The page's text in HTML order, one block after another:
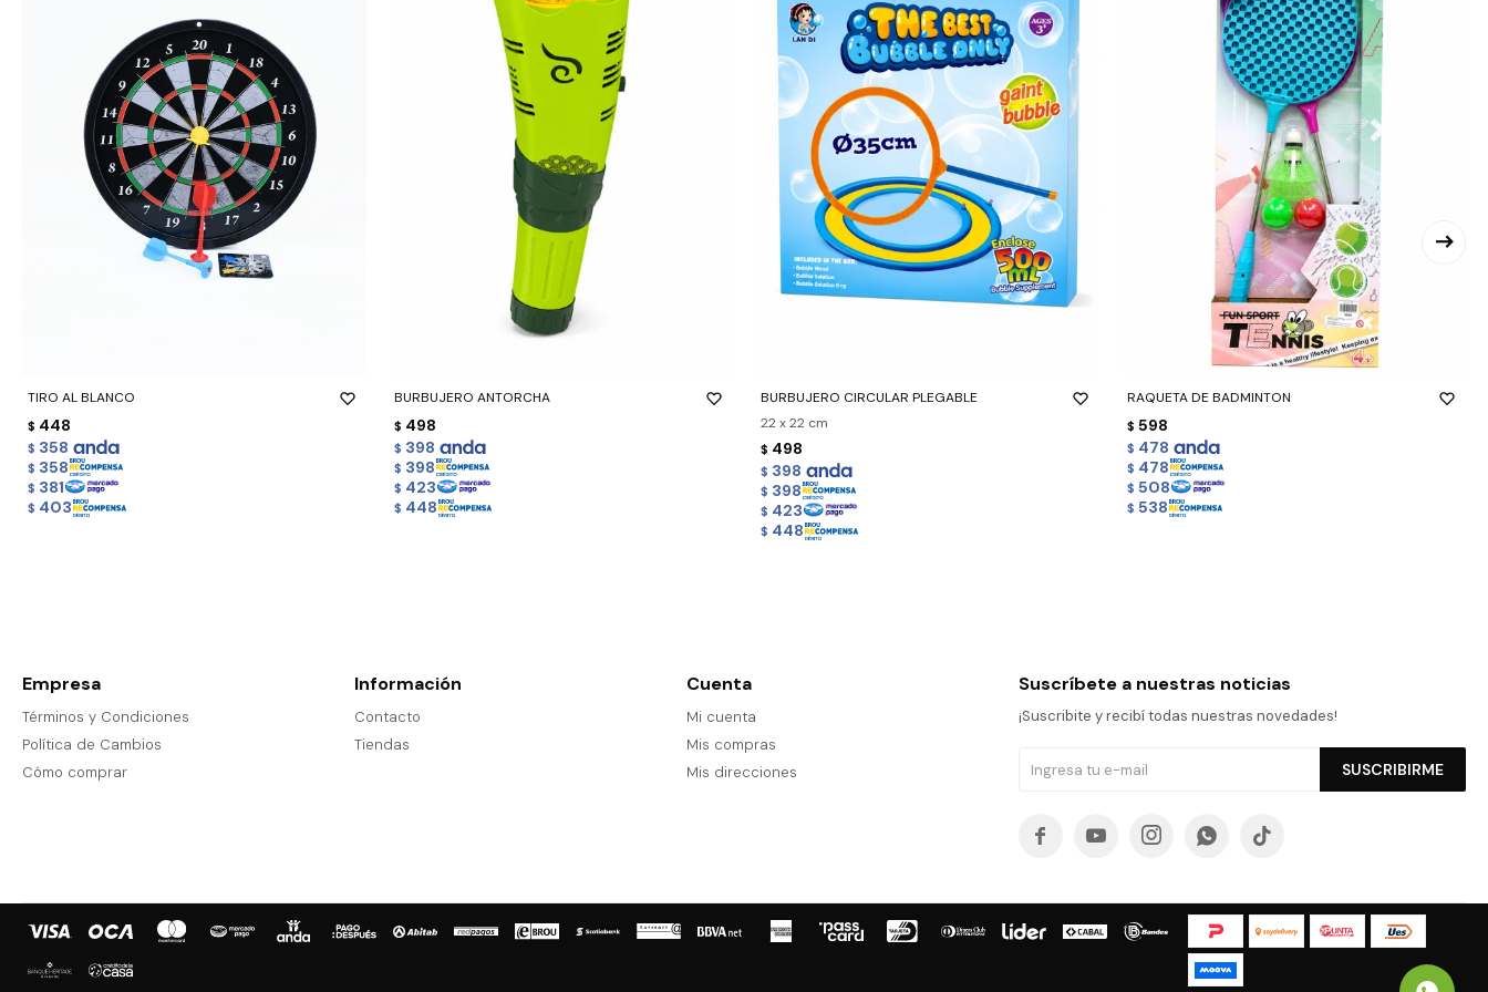
TIRO AL BLANCO
$ 448
$ 358
$ 358
$ 381
$ 403
BURBUJERO ANTORCHA
$ 498
$ 398
$ 398
$ 423
$ 448
BURBUJERO CIRCULAR PLEGABLE
22 x 22 cm
$ 498
$ 398
$ 398
$ 423
$ 448
RAQUETA DE BADMINTON
$ 598
$ 478
$ 478
$ 508
$ 538
+
Empresa
Términos y Condiciones
Política de Cambios
Cómo comprar
Información
Contacto
Tiendas
Cuenta
Mi cuenta
Mis compras
Mis direcciones
Suscríbete a nuestras noticias
¡Suscribite y recibí todas nuestras novedades!
SUSCRIBIRME
    